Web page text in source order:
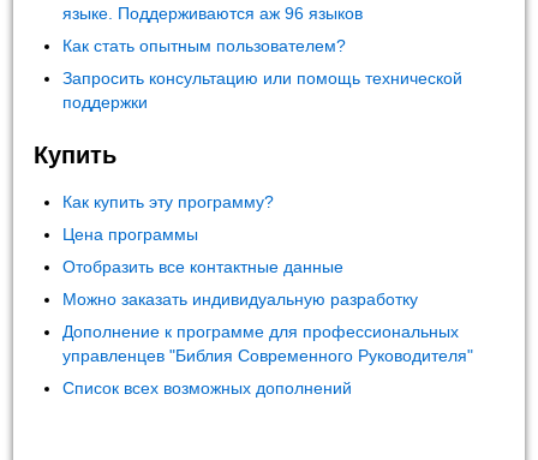
языке. Поддерживаются аж 96 языков
Как стать опытным пользователем?
Запросить консультацию или помощь технической
поддержки
Купить
Как купить эту программу?
Цена программы
Отобразить все контактные данные
Можно заказать индивидуальную разработку
Дополнение к программе для профессиональных
управленцев "Библия Современного Руководителя"
Список всех возможных дополнений